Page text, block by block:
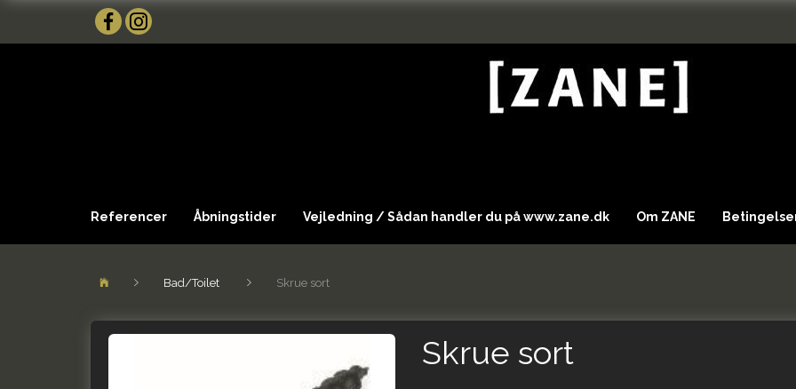
Referencer Åbningstider Vejledning / Sådan handler du på www.zane.dk Om ZANE
Bad/Toilet Skrue sort
Skrue sort